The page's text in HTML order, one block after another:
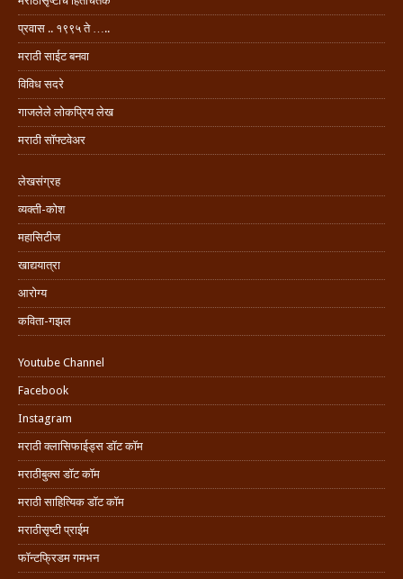
प्रवास .. १९९५ ते …..
मराठी साईट बनवा
विविध सदरे
गाजलेले लोकप्रिय लेख
मराठी सॉफ्टवेअर
लेखसंग्रह
व्यक्ती-कोश
महासिटीज
खाद्ययात्रा
आरोग्य
कविता-गझल
Youtube Channel
Facebook
Instagram
मराठी क्लासिफाईड्स डॉट कॉम
मराठीबुक्स डॉट कॉम
मराठी साहित्यिक डॉट कॉम
मराठीसृष्टी प्राईम
फॉन्टफ्रिडम गमभन